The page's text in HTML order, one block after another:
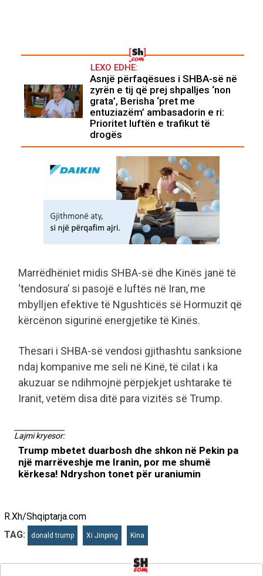
LEXO EDHE:
Asnjë përfaqësues i SHBA-së në
zyrën e tij që prej shpalljes ‘non
grata’, Berisha ‘pret me
entuziazëm’ ambasadorin e ri:
Prioritet luftën e trafikut të
drogës
Marrëdhëniet midis SHBA-së dhe Kinës janë të
‘tendosura’ si pasojë e luftës në Iran, me
mbylljen efektive të Ngushticës së Hormuzit që
kërcënon sigurinë energjetike të Kinës.
Thesari i SHBA-së vendosi gjithashtu sanksione
ndaj kompanive me seli në Kinë, të cilat i ka
akuzuar se ndihmojnë përpjekjet ushtarake të
Iranit, vetëm disa ditë para vizitës së Trump.
Lajmi kryesor:
Trump mbetet duarbosh dhe shkon në Pekin pa
një marrëveshje me Iranin, por me shumë
kërkesa! Ndryshon tonet për uraniumin
R.Xh/Shqiptarja.com
TAG:
donald trump Xi Jinping Kina